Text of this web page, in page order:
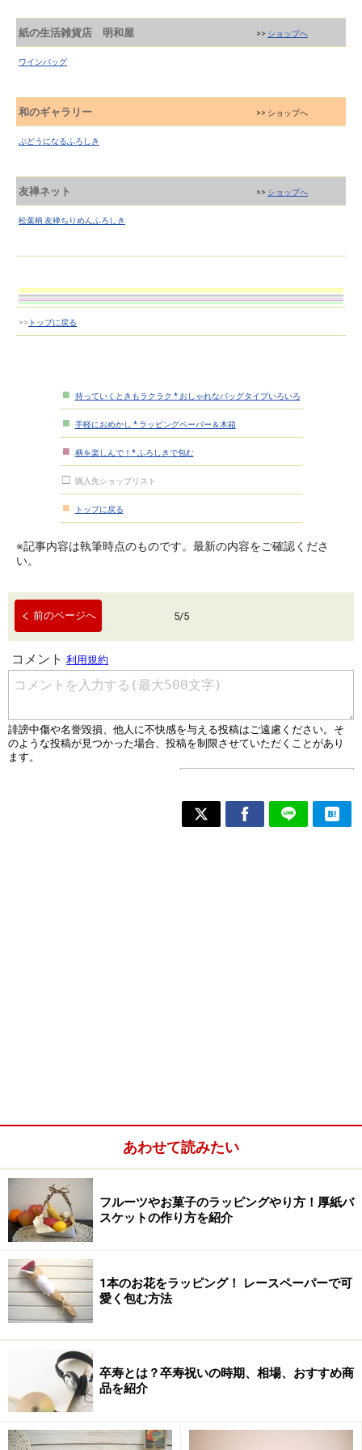
紙の生活雑貨店 明和屋 >> ショップへ
ワインバッグ
和のギャラリー >> ショップへ
ぶどうになるふろしき
友禅ネット >> ショップへ
松葉柄 友禅ちりめんふろしき
>> トップに戻る
■ 持っていくときもラクラク * おしゃれなバッグタイプいろいろ
■ 手軽におめかし * ラッピングペーパー＆木箱
■ 柄を楽しんで！* ふろしきで包む
□ 購入先ショップリスト
■ トップに戻る
※記事内容は執筆時点のものです。最新の内容をご確認くださ
い。
前のページへ 5/5
あわせて読みたい
フルーツやお菓子のラッピングやり方！厚紙バ
スケットの作り方を紹介
1本のお花をラッピング！ レースペーパーで可
愛く包む方法
卒寿とは？卒寿祝いの時期、相場、おすすめ商
品を紹介